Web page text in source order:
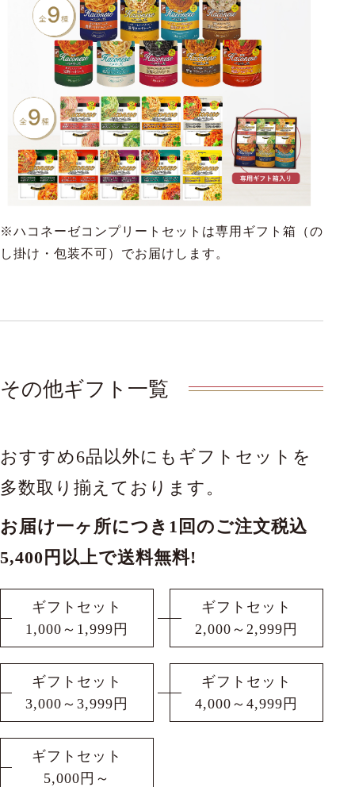
※ハコネーゼコンプリートセットは専用ギフト箱（の
し掛け・包装不可）でお届けします。
その他ギフト一覧
おすすめ6品以外にもギフトセットを
多数取り揃えております。
お届け一ヶ所につき1回のご注文税込
5,400円以上で送料無料!
ギフトセット
1,000～1,999円
ギフトセット
2,000～2,999円
ギフトセット
3,000～3,999円
ギフトセット
4,000～4,999円
ギフトセット
5,000円～